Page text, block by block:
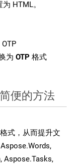
HTML。
为 OTP 格式
便的方法
式，从而提升文
Aspose.Tasks,